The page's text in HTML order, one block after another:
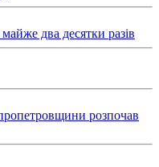
два десятки разів
розпочав